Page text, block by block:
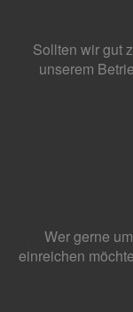
Sollten wir gut
unserem
Wer gerne
einreichen